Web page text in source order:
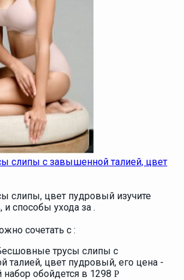
слипы с завышенной талией, цвет
слипы, цвет пудровый изучите
и способы ухода за .
сочетать с :
трусы слипы с
талией, цвет пудровый, его цена -
набор обойдется в 1298 Р